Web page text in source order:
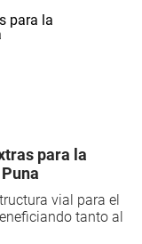
para la
vial para el
tanto al